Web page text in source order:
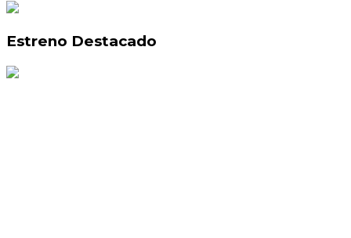
Estreno Destacado